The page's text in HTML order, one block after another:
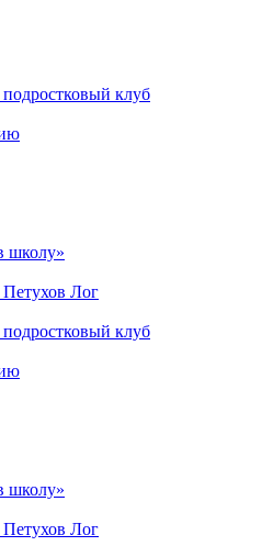
клуб
школу»
Петухов Лог
клуб
школу»
Петухов Лог